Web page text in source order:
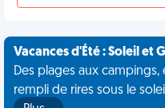
Vacances d'Été : Soleil et
Des plages aux
rempli de rires sous le